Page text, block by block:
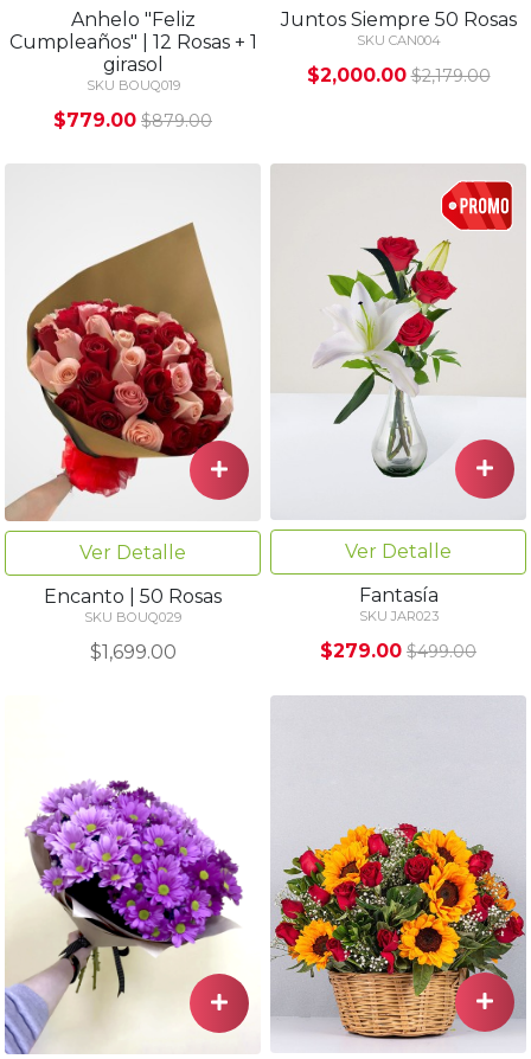
Anhelo "Feliz
Cumpleaños" | 12 Rosas + 1
girasol
SKU BOUQ019
$779.00 $879.00
Juntos Siempre 50 Rosas
SKU CAN004
$2,000.00 $2,179.00
Ver Detalle
Encanto | 50 Rosas
SKU BOUQ029
$1,699.00
Ver Detalle
Fantasía
SKU JAR023
$279.00 $499.00